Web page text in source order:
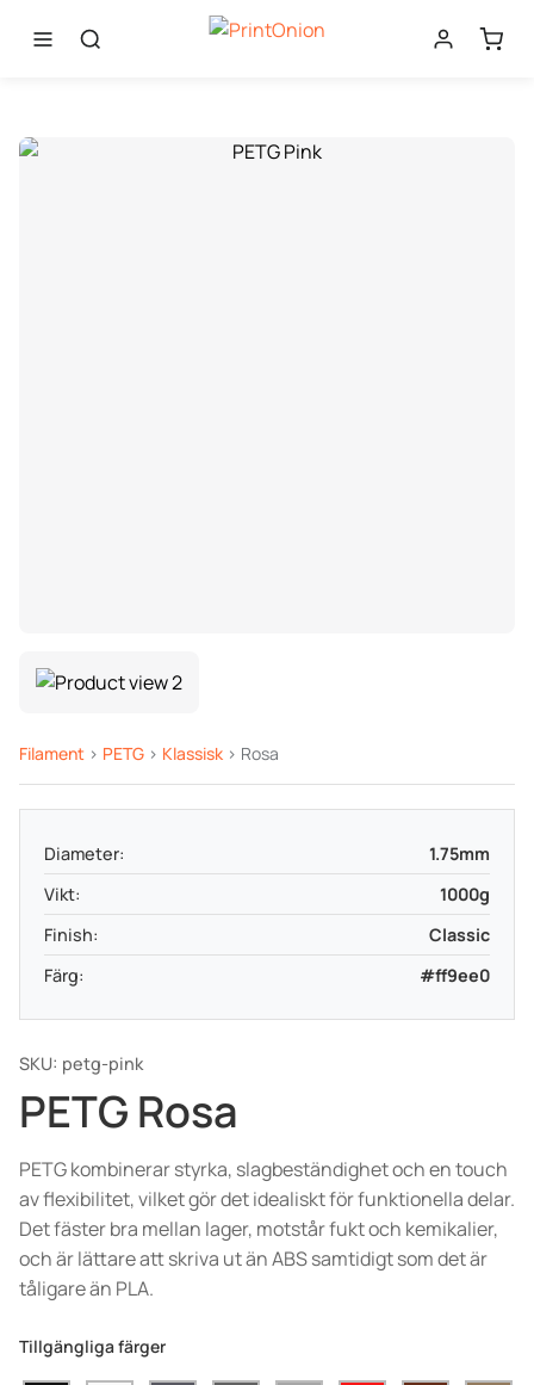
Filament > PETG > Klassisk > Rosa
SKU: petg-pink
PETG Rosa
PETG kombinerar styrka, slagbeständighet och en touch
av flexibilitet, vilket gör det idealiskt för funktionella delar.
Det fäster bra mellan lager, motstår fukt och kemikalier,
och är lättare att skriva ut än ABS samtidigt som det är
tåligare än PLA.
Diameter:
1.75mm
Vikt:
1000g
Finish:
Classic
Färg:
#ff9ee0
Tillgängliga färger